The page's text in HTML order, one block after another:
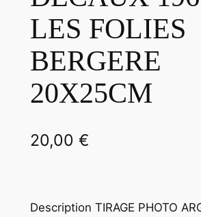
LES FOLIES
BERGERE
20X25CM
20,00 €
Description TIRAGE PHOTO